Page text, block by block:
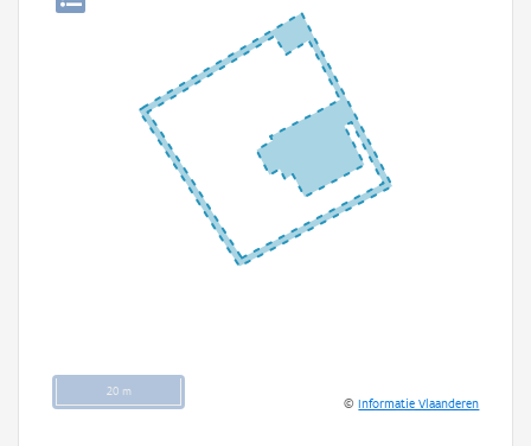
20 m
©Informatie Vlaanderen